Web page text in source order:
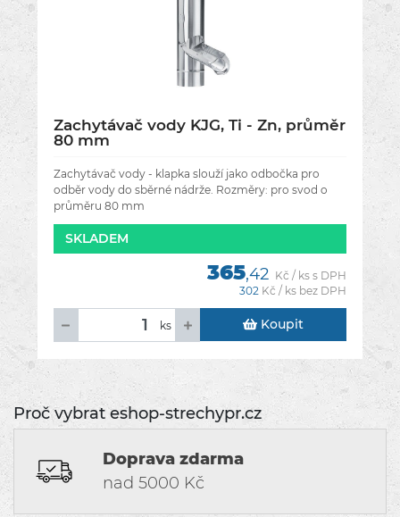
Proč vybrat eshop-strechypr.cz
Doprava zdarma
nad 5000 Kč
Zachytávač vody KJG, Ti - Zn, průměr
80 mm
Zachytávač vody - klapka slouží jako odbočka pro
odběr vody do sběrné nádrže. Rozměry: pro svod o
průměru 80 mm
SKLADEM
365,42 Kč / ks s DPH
302 Kč / ks bez DPH
ks Koupit